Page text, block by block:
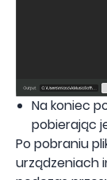
Na koniec
pobierając
Po pobraniu
urządzeniach